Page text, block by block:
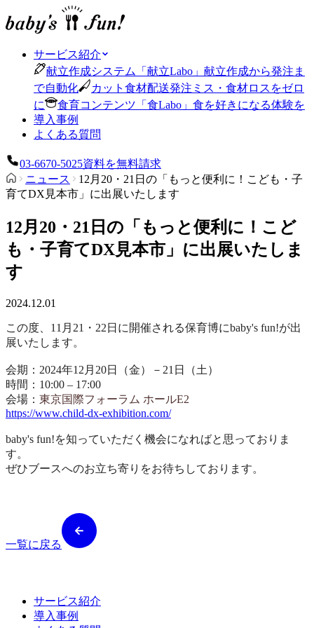
サービス紹介
献立作成システム
「 献立Labo 」 献立作成から発注ま
で自動化
カット食材配送発注ミス・食材ロスをゼロ
に
食育コンテンツ 「 食Labo 」 食を好きになる体験を
導入事例
よくある質問
03-6670-5025資料を無料請求
ニュース
12月20・21日の「もっと便利に！こども・子
育てDX見本市」に出展いたします
12月20・21日の「もっと便利に！こど
も・子育てDX見本市」に出展いたしま
す
2024.12.01
この度、11月21・22日に開催される保育博にbaby's fun!が出
展いたします。
会期：2024年12月20日（金）－21日（土）
時間：10:00 – 17:00
会場： 東京国際フォーラム ホールE2
https://www.child-dx-exhibition.com/
baby's fun!を知っていただく機会になればと思っておりま
す。
ぜひブースへのお立ち寄りをお待ちしております。
一覧に戻る
サービス紹介
導入事例